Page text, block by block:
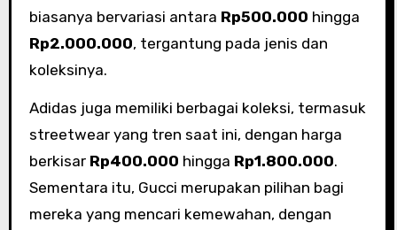
biasanya bervariasi antara Rp500.000 hingga
Rp2.000.000, tergantung pada jenis dan
koleksinya.
Adidas juga memiliki berbagai koleksi, termasuk
streetwear yang tren saat ini, dengan harga
berkisar Rp400.000 hingga Rp1.800.000.
Sementara itu, Gucci merupakan pilihan bagi
mereka yang mencari kemewahan, dengan